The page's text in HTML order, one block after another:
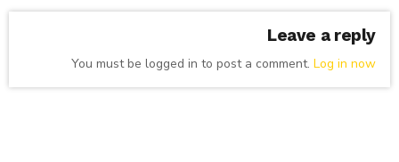
Leave a reply
You must be logged in to post a comment. Log in now